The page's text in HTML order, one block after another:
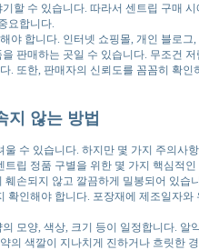
할 수 있습니다. 따라서 센트립 구매
요합니다.
야 합니다. 인터넷 쇼핑몰, 개인 블로그
판매하는 곳일 수 있습니다. 무조건
. 또한, 판매자의 신뢰도를 꼼꼼히 확인
지 않는 방법
수 있습니다. 하지만 몇 가지 주의사
립 정품 구별을 위한 몇 가지 핵심적인
손되지 않고 깔끔하게 밀봉되어 있습
확인해야 합니다. 포장재에 제조일자와
모양, 색상, 크기 등이 일정합니다. 알
의 색깔이 지나치게 진하거나 흐릿한